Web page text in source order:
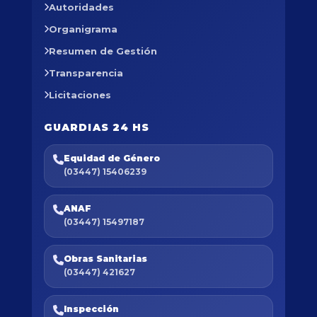
Autoridades
Organigrama
Resumen de Gestión
Transparencia
Licitaciones
GUARDIAS 24 HS
Equidad de Género
(03447) 15406239
ANAF
(03447) 15497187
Obras Sanitarias
(03447) 421627
Inspección